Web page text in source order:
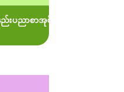
ပညာစာအုပ်များ